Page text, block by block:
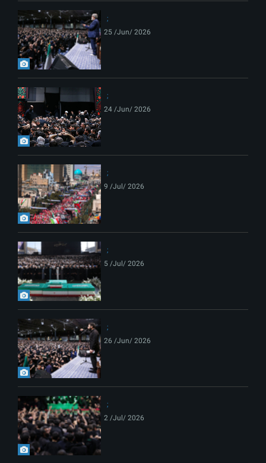
25 /Jun/ 2026
24 /Jun/ 2026
9 /Jul/ 2026
5 /Jul/ 2026
26 /Jun/ 2026
2 /Jul/ 2026